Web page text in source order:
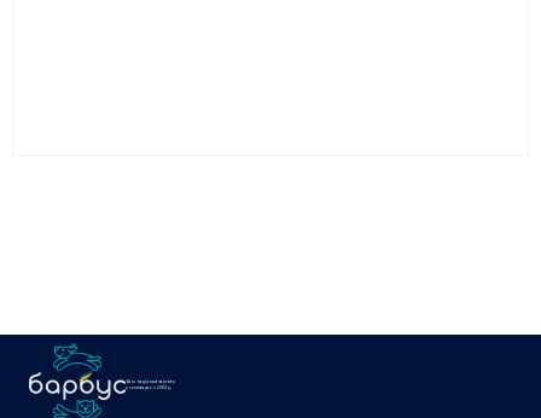
Ваш надійний партнер
у зоотоварах з 2000 р.